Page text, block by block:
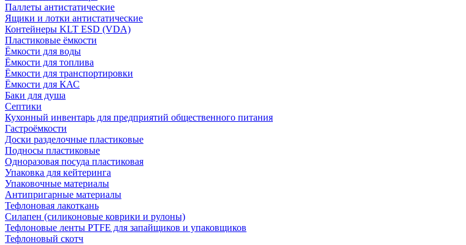
Паллеты антистатические
Ящики и лотки антистатические
Контейнеры KLT ESD (VDA)
Пластиковые ёмкости
Ёмкости для воды
Ёмкости для топлива
Ёмкости для транспортировки
Ёмкости для КАС
Баки для душа
Септики
Кухонный инвентарь для предприятий общественного питания
Гастроёмкости
Доски разделочные пластиковые
Подносы пластиковые
Одноразовая посуда пластиковая
Упаковка для кейтеринга
Упаковочные материалы
Антипригарные материалы
Тефлоновая лакоткань
Силапен (силиконовые коврики и рулоны)
Тефлоновые ленты PTFE для запайщиков и упаковщиков
Тефлоновый скотч